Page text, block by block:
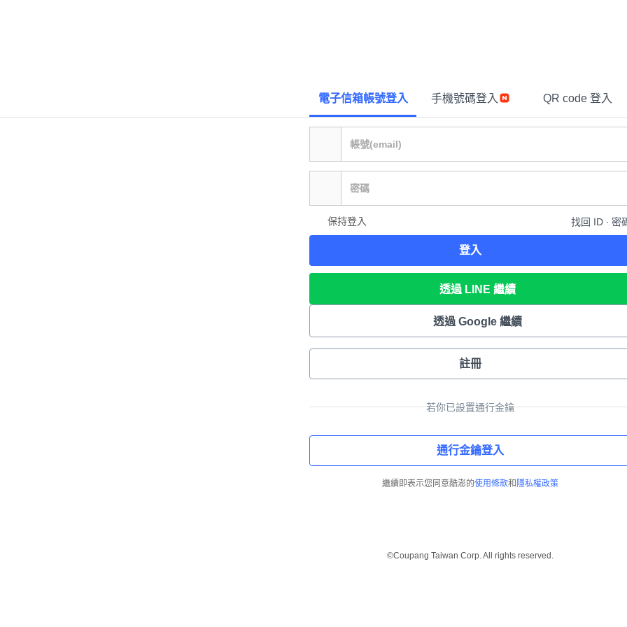
電子信箱帳號登入 手機號碼登入 QR code 登入
保持登入 找回 ID ∙ 密
登入
透過 LINE 繼續
透過 Google 繼續
註冊
若你已設置通行金鑰
通行金鑰登入
繼續即表示您同意酷澎的使用條款和 隱私權政策
©Coupang Taiwan Corp. All rights reserved.